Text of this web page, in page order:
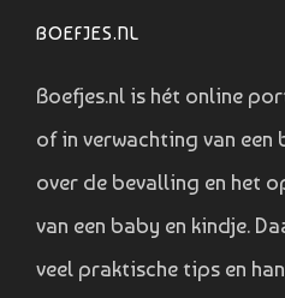
BOEFJES.NL
Boefjes.nl is hét online
of in verwachting van een
over de bevalling en het
van een baby en kindje.
veel praktische tips en